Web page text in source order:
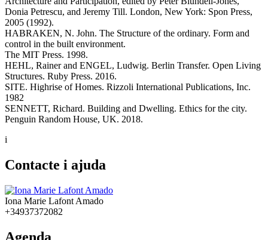
Donia Petrescu, and Jeremy Till. London, New York: Spon Press,
2005 (1992).
HABRAKEN, N. John. The Structure of the ordinary. Form and
control in the built environment.
The MIT Press. 1998.
HEHL, Rainer and ENGEL, Ludwig. Berlin Transfer. Open Living
Structures. Ruby Press. 2016.
SITE. Highrise of Homes. Rizzoli International Publications, Inc.
1982
SENNETT, Richard. Building and Dwelling. Ethics for the city.
Penguin Random House, UK. 2018.
i
Contacte i ajuda
Iona Marie Lafont Amado
+34937372082